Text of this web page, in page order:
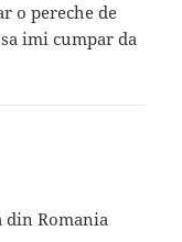
o pereche de
imi cumpar da
din Romania